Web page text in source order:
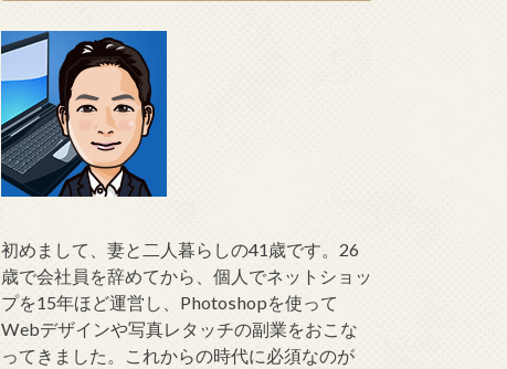
初めまして、妻と二人暮らしの41歳です。26
歳で会社員を辞めてから、個人でネットショッ
プを15年ほど運営し、Photoshopを使って
Webデザインや写真レタッチの副業をおこな
ってきました。これからの時代に必須なのが